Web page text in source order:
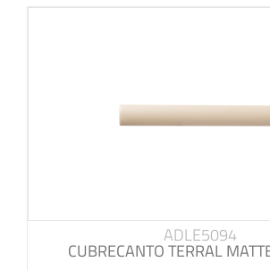
ADLE5094
CUBRECANTO TERRAL